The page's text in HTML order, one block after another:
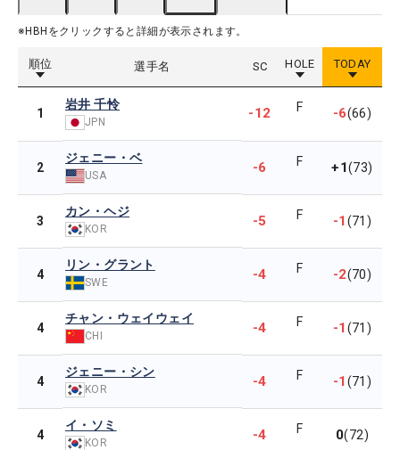
※HBHをクリックすると詳細が表示されます。
順位 選手名 SC HOLE TODAY
1
岩井 千怜
JPN
-12 F -6(66)
2
ジェニー・ベ
USA -6 F +1(73)
3
カン・ヘジ
KOR -5 F -1(71)
4
リン・グラント
SWE -4 F -2(70)
4
チャン・ウェイウェイ
CHI -4 F -1(71)
4
ジェニー・シン
KOR -4 F -1(71)
4
イ・ソミ
KOR -4 F 0(72)